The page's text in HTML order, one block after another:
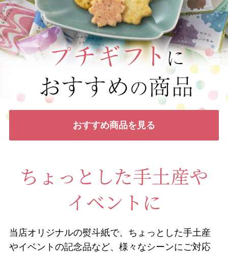
おすすめ商品を見る
ちょっとした手土産や
イベントに
当店オリジナルの熨斗紙で、ちょっとした手土産
やイベントの記念品など、様々なシーンにご対応